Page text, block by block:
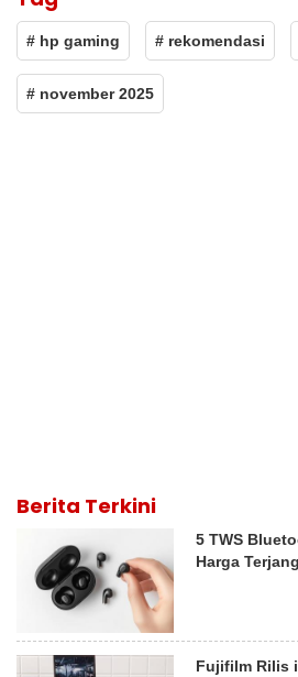
# hp gaming # rekomendasi
# november 2025
Berita Terkini
5 TWS
Harga
Fujifilm Rilis